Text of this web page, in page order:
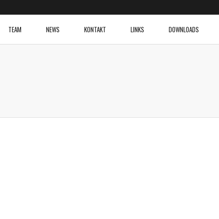
TEAM NEWS KONTAKT LINKS DOWNLOADS